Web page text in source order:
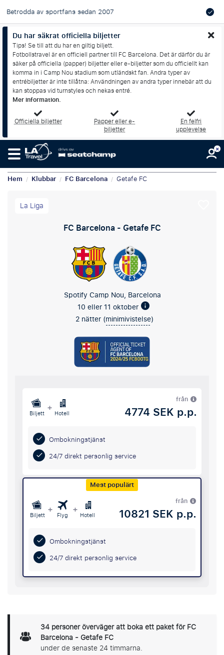
Officiella matchbiljetter med utmärkta platser – Alltid
garanterade
Du har säkrat officiella biljetter
Tips! Se till att du har en giltig biljett.
Fotbollstravel är en officiell partner till FC Barcelona. Det är därför du är
säker på officiella (papper) biljetter eller e-biljetter som du officiellt kan
komma in i Camp Nou stadium som utländskt fan. Andra typer av
entrébiljetter är inte tillåtna: Användningen av andra typer innebär att du
kan stoppas vid turnstyles och nekas entré.
Mer information.
Officiella biljetter
Papper eller e-
biljetter
En felfri
upplevelse
Hem / Klubbar / FC Barcelona / Getafe FC
La Liga
FC Barcelona - Getafe FC
Spotify Camp Nou, Barcelona
10 eller 11 oktober
2 nätter (minimivistelse)
Biljett + Hotell
från
4774 SEK p.p.
Ombokningstjänst
24/7 direkt personlig service
Mest populärt
Biljett + Flyg + Hotell
från
10821 SEK p.p.
Ombokningstjänst
24/7 direkt personlig service
34 personer överväger att boka ett paket för FC
Barcelona - Getafe FC
under de senaste 24 timmarna.